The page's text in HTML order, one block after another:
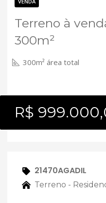
Terreno à
300m²
300m² área total
R$
21470AGADIL
Terreno -